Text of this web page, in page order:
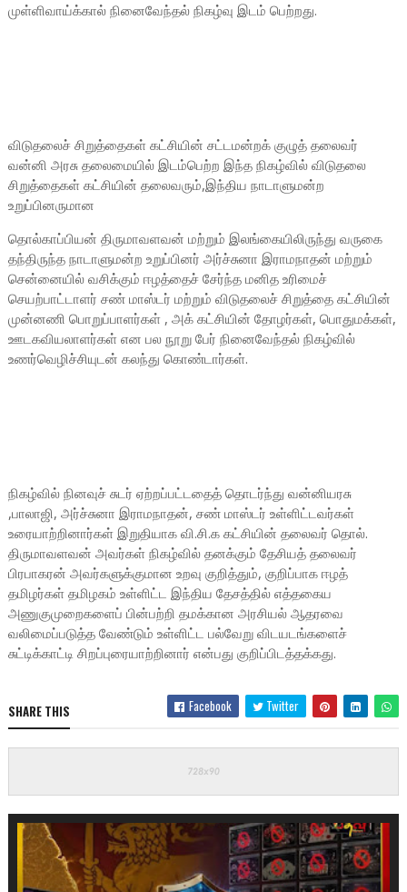
முள்ளிவாய்க்கால் நினைவேந்தல் நிகழ்வு இடம் பெற்றது.
விடுதலைச் சிறுத்தைகள் கட்சியின் சட்டமன்றக் குழுத் தலைவர்
வன்னி அரசு தலைமையில் இடம்பெற்ற இந்த நிகழ்வில் விடுதலை
சிறுத்தைகள் கட்சியின் தலைவரும்,இந்திய நாடாளுமன்ற
உறுப்பினருமான
தொல்காப்பியன் திருமாவளவன் மற்றும் இலங்கையிலிருந்து வருகை
தந்திருந்த நாடாளுமன்ற உறுப்பினர் அர்ச்சுனா இராமநாதன் மற்றும்
சென்னையில் வசிக்கும் ஈழத்தைச் சேர்ந்த மனித உரிமைச்
செயற்பாட்டாளர் சண் மாஸ்டர் மற்றும் விடுதலைச் சிறுத்தை கட்சியின்
முன்னணி பொறுப்பாளர்கள் , அக் கட்சியின் தோழர்கள், பொதுமக்கள்,
ஊடகவியலாளர்கள் என பல நூறு பேர் நினைவேந்தல் நிகழ்வில்
உணர்வெழிச்சியுடன் கலந்து கொண்டார்கள்.
நிகழ்வில் நினவுச் சுடர் ஏற்றப்பட்டதைத் தொடர்ந்து வன்னியரசு
,பாலாஜி, அர்ச்சுனா இராமநாதன், சண் மாஸ்டர் உள்ளிட்டவர்கள்
உரையாற்றினார்கள் இறுதியாக வி.சி.க கட்சியின் தலைவர் தொல்.
திருமாவளவன் அவர்கள் நிகழ்வில் தனக்கும் தேசியத் தலைவர்
பிரபாகரன் அவர்களுக்குமான உறவு குறித்தும், குறிப்பாக ஈழத்
தமிழர்கள் தமிழகம் உள்ளிட்ட இந்திய தேசத்தில் எத்தகைய
அணுகுமுறைகளைப் பின்பற்றி தமக்கான அரசியல் ஆதரவை
வலிமைப்படுத்த வேண்டும் உள்ளிட்ட பல்வேறு விடயடங்களைச்
சுட்டிக்காட்டி சிறப்புரையாற்றினார் என்பது குறிப்பிடத்தக்கது.
SHARE THIS Facebook Twitter